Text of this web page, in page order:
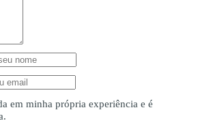
em minha própria experiência e é